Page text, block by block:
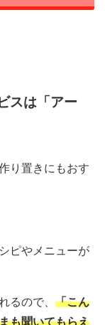
スは「アー
り置きにもおす
ピやメニューが
るので、 「こん
も聞いてもらえ